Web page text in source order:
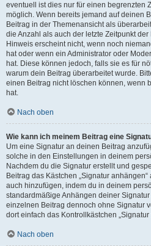
eventuell ist dies nur für einen begrenzten
möglich. Wenn bereits jemand auf deinen
Beitrag in der Themenansicht als
die Anzahl als auch der letzte Zeitpunkt
Hinweis erscheint nicht, wenn noch
hat oder wenn ein Administrator oder
hat. Diese können jedoch, falls sie es für
warum dein Beitrag überarbeitet wurde.
einen Beitrag nicht löschen können, wenn
hat.
Nach oben
Wie kann ich meinem Beitrag eine
Um eine Signatur an deinen Beitrag
solche in den Einstellungen in deinem
Nachdem du die Signatur erstellt und
Beitrag das Kästchen „Signatur
auch hinzufügen, indem du in deinem
standardmäßige Anhängen deiner
einzelnen Beitrag dennoch ohne Signatur
dort einfach das Kontrollkästchen
Nach oben